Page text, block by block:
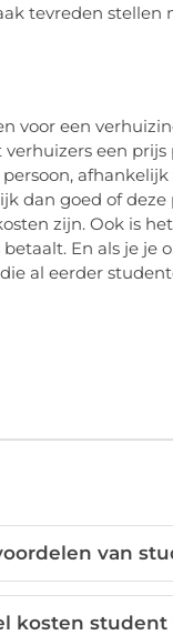
tevreden
voor een
een
dan goed of
zijn. Ook is
En als je
al eerder
van
kosten